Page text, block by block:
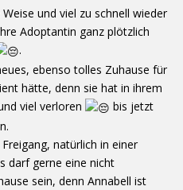
und viel zu schnell wieder
Adoptantin ganz plötzlich
.
ebenso tolles Zuhause für
hätte, denn sie hat in ihrem
viel verloren
bis jetzt
natürlich in einer
darf gerne eine nicht
sein, denn Annabell ist